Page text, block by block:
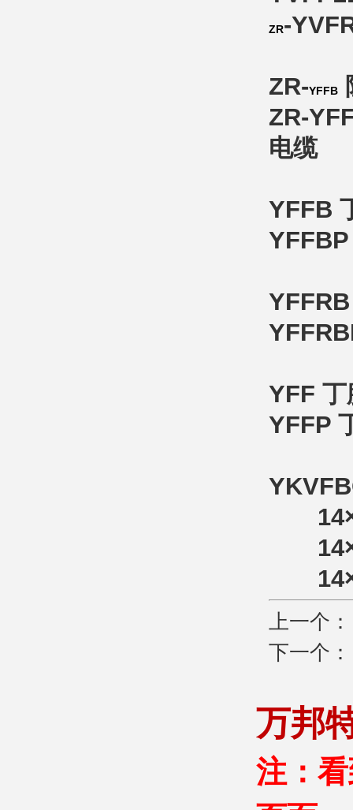
ZR-
ZR-YFFB
ZR-
电缆
YFFB
YFF 丁
YFFP
上一个
下一个
万邦
注：